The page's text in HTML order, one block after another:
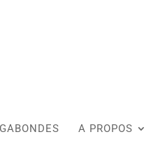
A PROPOS